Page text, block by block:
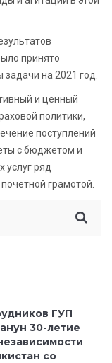
принято
на 2021 год.
и ценный
политики,
поступлений
с бюджетом и
услуг ряд
грамотой.
ГУП
30-летие
со